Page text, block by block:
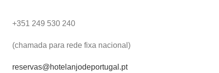
+351 249 530 240
(chamada para rede fixa nacional)
reservas@hotelanjodeportugal.pt